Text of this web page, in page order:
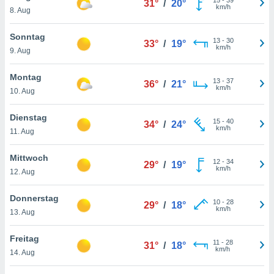
oder
Partner
das
der
verfolgen
Profil zu
Inhalte
Weitere
finden
jederzeit
Sie
8. Aug
31° / 20°
km/h
Sonntag
9. Aug
33° / 19° 13- 30
km/h
Montag
10. Aug
36° / 21° 13- 37
km/h
Dienstag
11. Aug
34° / 24° 15- 40
km/h
Mittwoch
12. Aug
29° / 19° 12- 34
km/h
Donnerstag
13. Aug
29° / 18° 10- 28
km/h
Freitag
14. Aug
31° / 18° 11 - 28
km/h